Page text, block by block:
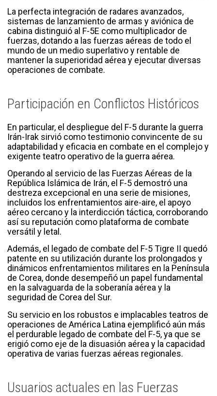
La perfecta integración de radares avanzados,
sistemas de lanzamiento de armas y aviónica de
cabina distinguió al F-5E como multiplicador de
fuerzas, dotando a las fuerzas aéreas de todo el
mundo de un medio superlativo y rentable de
mantener la superioridad aérea y ejecutar diversas
operaciones de combate.
Participación en Conflictos Históricos
En particular, el despliegue del F-5 durante la guerra
Irán-Irak sirvió como testimonio convincente de su
adaptabilidad y eficacia en combate en el complejo y
exigente teatro operativo de la guerra aérea.
Operando al servicio de las Fuerzas Aéreas de la
República Islámica de Irán, el F-5 demostró una
destreza excepcional en una serie de misiones,
incluidos los enfrentamientos aire-aire, el apoyo
aéreo cercano y la interdicción táctica, corroborando
así su reputación como plataforma de combate
versátil y letal.
Además, el legado de combate del F-5 Tigre II quedó
patente en su utilización durante los prolongados y
dinámicos enfrentamientos militares en la Península
de Corea, donde desempeñó un papel fundamental
en la salvaguarda de la soberanía aérea y la
seguridad de Corea del Sur.
Su servicio en los robustos e implacables teatros de
operaciones de América Latina ejemplificó aún más
el perdurable legado de combate del F-5, ya que se
erigió como eje de la disuasión aérea y la capacidad
operativa de varias fuerzas aéreas regionales.
Usuarios actuales en las Fuerzas